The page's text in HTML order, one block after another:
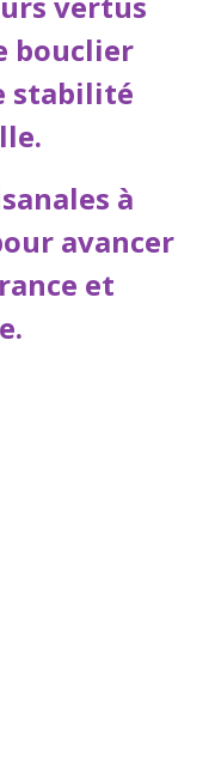
bouclier
stabilité
à
avancer
et